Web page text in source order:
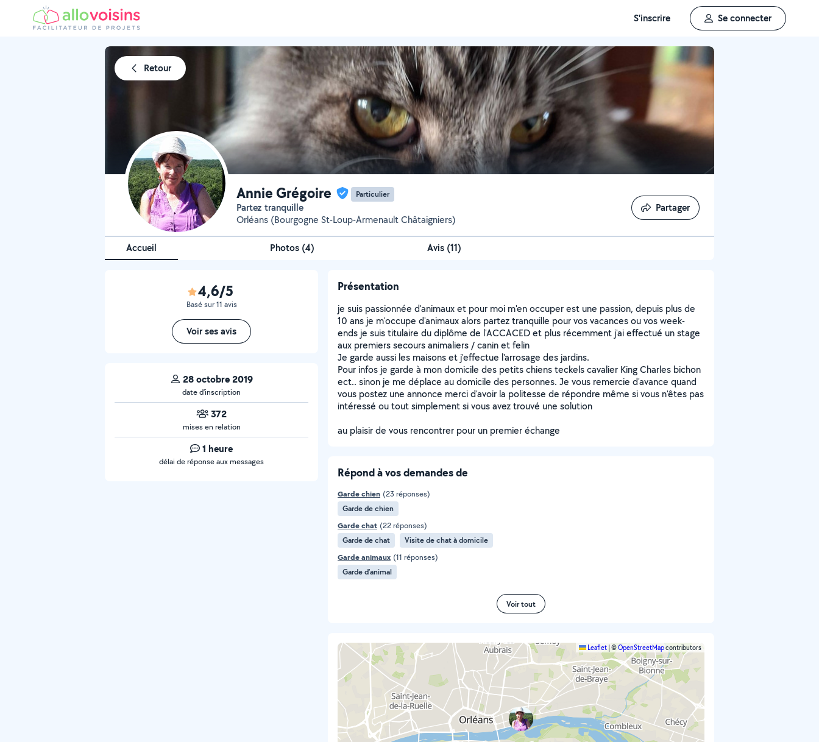
S'inscrire Se connecter
Retour
Annie Grégoire Particulier
Partez tranquille
Orléans (Bourgogne St-Loup-Armenault Châtaigniers)
Partager
Partager
Accueil Photos (4) Avis (11)
4,6/5
Basé sur 11 avis
Voir ses avis
28 octobre 2019
date d’inscription
372
mises en relation
1 heure
délai de réponse aux messages
Présentation
je suis passionnée d'animaux et pour moi m'en occuper est une passion, depuis plus de
10 ans je m'occupe d'animaux alors partez tranquille pour vos vacances ou vos week-
ends je suis titulaire du diplôme de l'ACCACED et plus récemment j'ai effectué un stage
aux premiers secours animaliers / canin et felin
Je garde aussi les maisons et j'effectue l'arrosage des jardins.
Pour infos je garde à mon domicile des petits chiens teckels cavalier King Charles bichon
ect.. sinon je me déplace au domicile des personnes. Je vous remercie d'avance quand
vous postez une annonce merci d'avoir la politesse de répondre même si vous n'êtes pas
intéressé ou tout simplement si vous avez trouvé une solution
au plaisir de vous rencontrer pour un premier échange
Répond à vos demandes de
Garde chien (23 réponses)
Garde de chien
Garde chat (22 réponses)
Garde de chat
Visite de chat à domicile
Garde animaux (11 réponses)
Garde d’animal
Voir tout
Leaflet ©OpenStreetMapcontributors